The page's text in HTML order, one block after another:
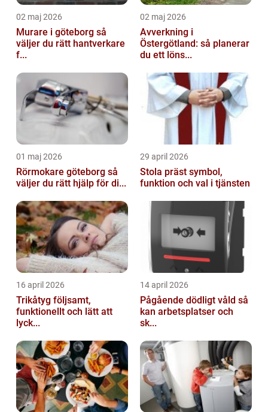
02 maj 2026
Murare i göteborg så
väljer du rätt hantverkare
f...
02 maj 2026
Avverkning i
Östergötland: så planerar
du ett löns...
01 maj 2026
Rörmokare göteborg så
väljer du rätt hjälp för di...
29 april 2026
Stola präst symbol,
funktion och val i tjänsten
16 april 2026
Trikåtyg följsamt,
funktionellt och lätt att
lyck...
14 april 2026
Pågående dödligt våld så
kan arbetsplatser och
sk...